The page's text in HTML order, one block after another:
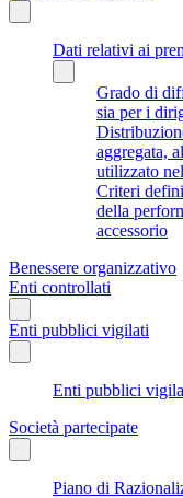
Dati relativi ai
Grado di
sia per i
aggregata,
utilizzato
Criteri
della
accessorio
Benessere organizzativo
Enti controllati
Enti pubblici vigilati
Enti pubblici
Società partecipate
Piano di